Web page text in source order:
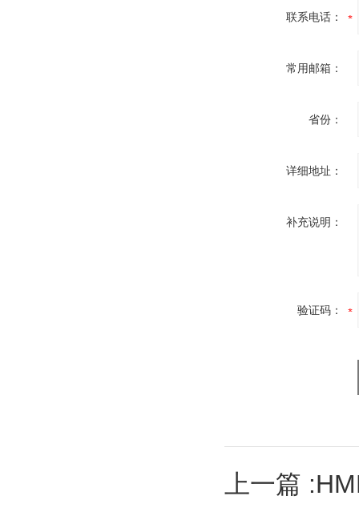
联系电话：
常用邮箱：
省份：
详细地址：
补充说明：
验证码：
上一篇 :